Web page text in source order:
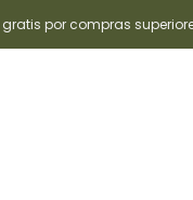
gratis por compras
Inicio
Blog